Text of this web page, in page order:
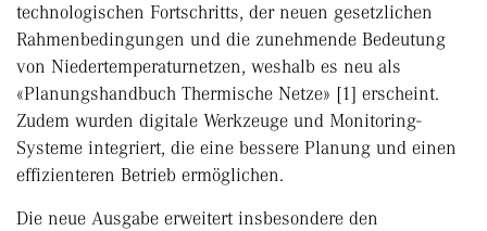
technologischen Fortschritts, der neuen gesetzlichen
Rahmenbedingungen und die zunehmende Bedeutung
von Niedertemperaturnetzen, weshalb es neu als
«Planungshandbuch Thermische Netze» [1] erscheint.
Zudem wurden digitale Werkzeuge und Monitoring-
Systeme integriert, die eine bessere Planung und einen
effizienteren Betrieb ermöglichen.
Die neue Ausgabe erweitert insbesondere den